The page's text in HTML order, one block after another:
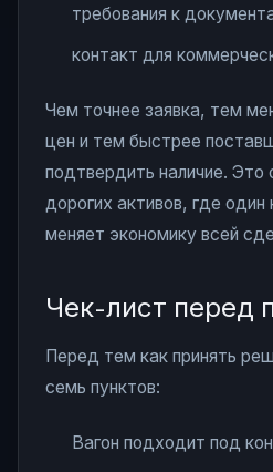
требования к
контакт для
Чем точнее заявка, тем
цен и тем быстрее
подтвердить наличие. Это
дорогих активов, где
меняет экономику всей
Чек-лист перед
Перед тем как принять
семь пунктов:
Вагон подходит под